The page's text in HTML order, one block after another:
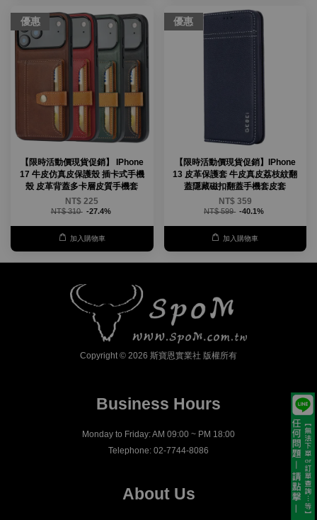
優惠
【限時活動價現貨促銷】 IPhone
17 牛皮仿真皮保護殼 插卡式手機
殼 皮革背蓋多卡層皮質手機套
NT$ 225
NT$ 310 -27.4%
加入購物車
優惠
【限時活動價現貨促銷】IPhone
13 皮革保護套 牛皮真皮荔枝紋翻
蓋隱藏磁扣翻蓋手機套皮套
NT$ 359
NT$ 599 -40.1%
加入購物車
Copyright © 2026 斯寶恩實業社 版權所有
Business Hours
Monday to Friday: AM 09:00 ~ PM 18:00
Telephone: 02-7744-8086
About Us